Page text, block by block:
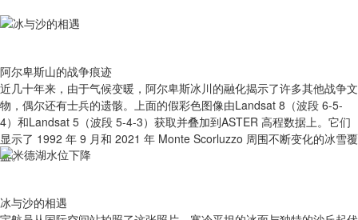
阿尔卑斯山的战争痕迹
近几十年来，由于气候变暖，阿尔卑斯冰川的融化揭示了许多其他战争文
物，偶尔还有士兵的遗骸。上面的假彩色图像由Landsat 8（波段 6-5-
4）和Landsat 5（波段 5-4-3）获取并叠加到ASTER 高程数据上。它们
显示了 1992 年 9 月和 2021 年 Monte Scorluzzo 周围不断变化的冰雪覆
盖。
冰与沙的相遇